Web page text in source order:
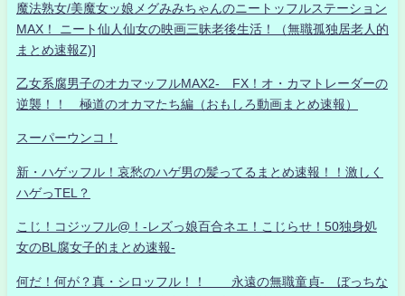
魔法熟女/美魔女ッ娘メグみみちゃんのニートッフルステーション
MAX！ ニート仙人仙女の映画三昧老後生活！（無職孤独居老人的
まとめ速報Z)]
乙女系腐男子のオカマッフルMAX2- FX！オ・カマトレーダーの
逆襲！！ 極道のオカマたち編（おもしろ動画まとめ速報）
スーパーウンコ！
新・ハゲッフル！哀愁のハゲ男の髪ってるまとめ速報！！激しく
ハゲっTEL？
こじ！コジッフル@！-レズっ娘百合ネエ！こじらせ！50独身処
女のBL腐女子的まとめ速報-
何だ！何が？真・シロッフル！！ 永遠の無職童貞- ぼっちな